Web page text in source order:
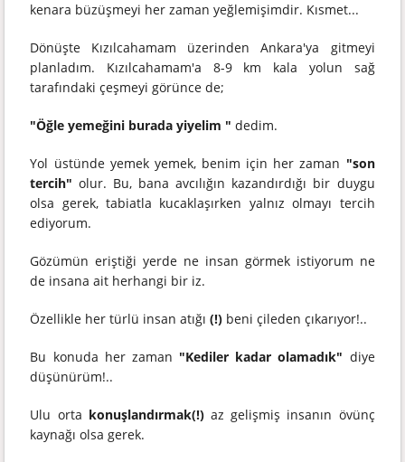
kenara büzüşmeyi her zaman yeğlemişimdir. Kısmet...
Dönüşte Kızılcahamam üzerinden Ankara'ya gitmeyi
planladım. Kızılcahamam'a 8-9 km kala yolun sağ
tarafındaki çeşmeyi görünce de;
"Öğle yemeğini burada yiyelim " dedim.
Yol üstünde yemek yemek, benim için her zaman "son
tercih" olur. Bu, bana avcılığın kazandırdığı bir duygu
olsa gerek, tabiatla kucaklaşırken yalnız olmayı tercih
ediyorum.
Gözümün eriştiği yerde ne insan görmek istiyorum ne
de insana ait herhangi bir iz.
Özellikle her türlü insan atığı(!) beni çileden çıkarıyor!..
Bu konuda her zaman "Kediler kadar olamadık" diye
düşünürüm!..
Ulu orta konuşlandırmak(!)az gelişmiş insanın övünç
kaynağı olsa gerek.